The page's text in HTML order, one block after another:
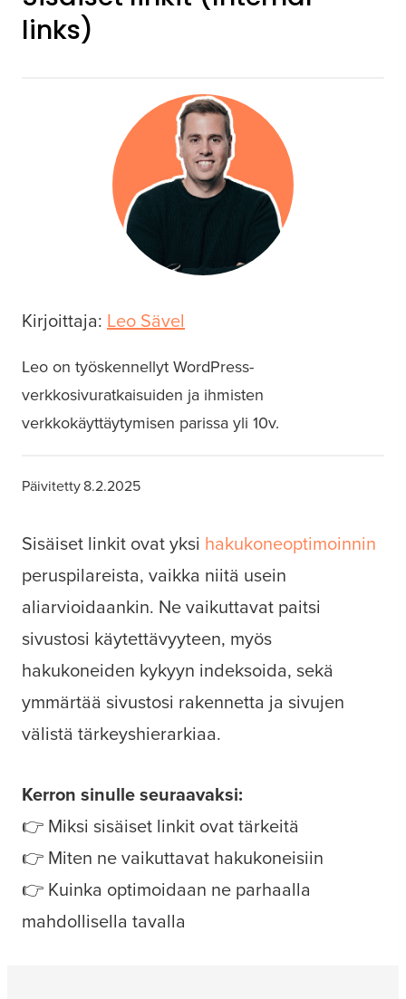
links)
Kirjoittaja: Leo Sävel
Leo on työskennellyt WordPress-
verkkosivuratkaisuiden ja ihmisten
verkkokäyttäytymisen parissa yli 10v.
Päivitetty8.2.2025
Sisäiset linkit ovat yksi hakukoneoptimoinnin
peruspilareista, vaikka niitä usein
aliarvioidaankin. Ne vaikuttavat paitsi
sivustosi käytettävyyteen, myös
hakukoneiden kykyyn indeksoida, sekä
ymmärtää sivustosi rakennetta ja sivujen
välistä tärkeyshierarkiaa.
Kerron sinulle seuraavaksi:
👉 Miksi sisäiset linkit ovat tärkeitä
👉 Miten ne vaikuttavat hakukoneisiin
👉 Kuinka optimoidaan ne parhaalla
mahdollisella tavalla